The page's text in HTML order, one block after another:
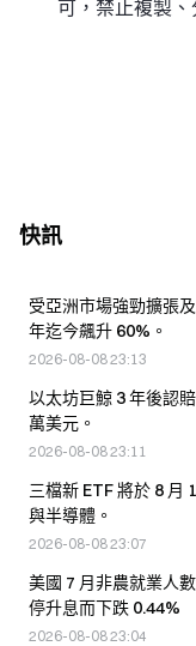
可，禁止複製
快訊
受亞洲市場強勁擴張
年迄今飆升 60%。
2026-08-08 23:13
以太坊巨鯨 3 年後認
萬美元。
2026-08-08 23:11
三檔新 ETF 將於 8 月
與半導體。
2026-08-08 23:07
美國 7 月非農就業人
停升息而下跌 0.44%
2026-08-08 23:04